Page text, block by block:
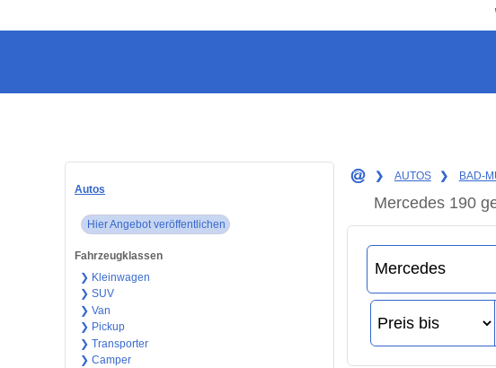
Autos
Hier Angebot veröffentlichen
Fahrzeugklassen
❯ Kleinwagen
❯ SUV
❯ Van
❯ Pickup
❯ Transporter
❯ Camper
❯ AUTOS ❯ BAD-
Mercedes 190